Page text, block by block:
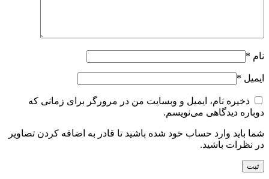
نام *
ایمیل *
ذخیره نام، ایمیل و وبسایت من در مرورگر برای زمانی که
دوباره دیدگاهی می‌نویسم.
شما باید وارد حساب خود شده باشید تا قادر به اضافه کردن تصاویر
در نظرات باشید.